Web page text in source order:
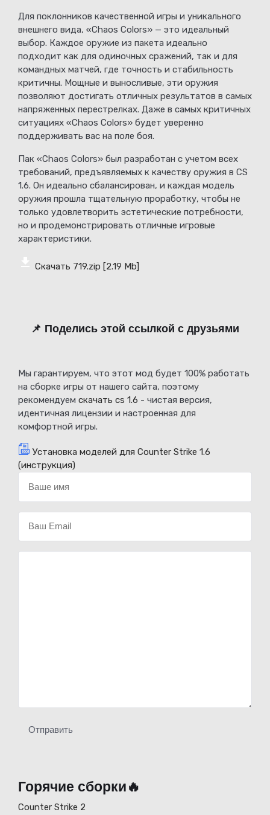
Для поклонников качественной игры и уникального
внешнего вида, «Chaos Colors» — это идеальный
выбор. Каждое оружие из пакета идеально
подходит как для одиночных сражений, так и для
командных матчей, где точность и стабильность
критичны. Мощные и выносливые, эти оружия
позволяют достигать отличных результатов в самых
напряженных перестрелках. Даже в самых критичных
ситуациях «Chaos Colors» будет уверенно
поддерживать вас на поле боя.
Пак «Chaos Colors» был разработан с учетом всех
требований, предъявляемых к качеству оружия в CS
1.6. Он идеально сбалансирован, и каждая модель
оружия прошла тщательную проработку, чтобы не
только удовлетворить эстетические потребности,
но и продемонстрировать отличные игровые
характеристики.
Скачать 719.zip [2.19 Mb]
📌 Поделись этой ссылкой с друзьями
Мы гарантируем, что этот мод будет 100% работать
на сборке игры от нашего сайта, поэтому
рекомендуем скачать cs 1.6 - чистая версия,
идентичная лицензии и настроенная для
комфортной игры.
Установка моделей для Counter Strike 1.6
(инструкция)
Отправить
Горячие сборки🔥
Counter Strike 2